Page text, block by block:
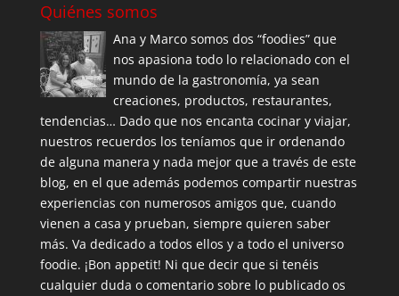
Quiénes somos
Ana y Marco somos dos “foodies” que
nos apasiona todo lo relacionado con el
mundo de la gastronomía, ya sean
creaciones, productos, restaurantes,
tendencias… Dado que nos encanta cocinar y viajar,
nuestros recuerdos los teníamos que ir ordenando
de alguna manera y nada mejor que a través de este
blog, en el que además podemos compartir nuestras
experiencias con numerosos amigos que, cuando
vienen a casa y prueban, siempre quieren saber
más. Va dedicado a todos ellos y a todo el universo
foodie. ¡Bon appetit! Ni que decir que si tenéis
cualquier duda o comentario sobre lo publicado os